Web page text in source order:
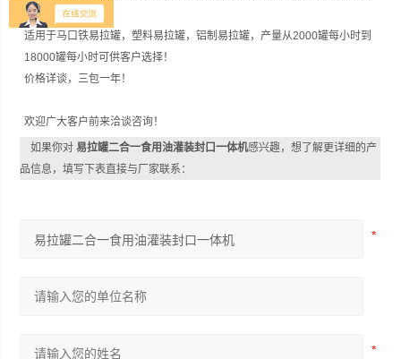
拉罐的浪费。
适用于马口铁易拉罐，塑料易拉罐，铝制易拉罐，产量从2000罐每小时到
18000罐每小时可供客户选择！
价格详谈，三包一年！
欢迎广大客户前来洽谈咨询！
如果你对易拉罐二合一食用油灌装封口一体机感兴趣，想了解更详细的产
品信息，填写下表直接与厂家联系：